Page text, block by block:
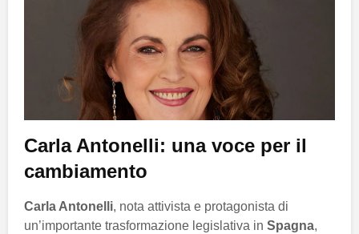
Carla Antonelli: una voce per il
cambiamento
Carla Antonelli, nota attivista e protagonista di
un’importante trasformazione legislativa in Spagna,